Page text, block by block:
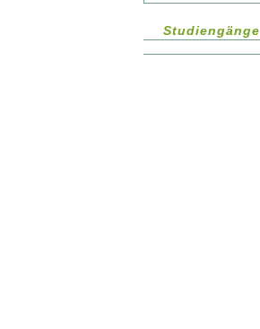
Studiengänge